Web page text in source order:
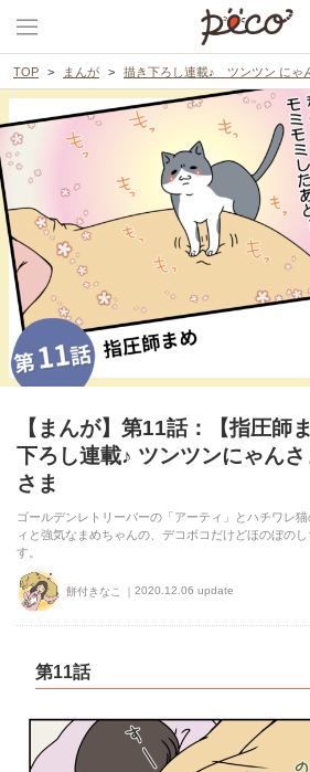
TOP まんが 描き下ろし連載♪ ツンツン にゃ
【まんが】第11話：【指圧師
下ろし連載♪ ツンツンにゃん
さま
ゴールデンレトリーバーの「アーティ」とハチワレ
ィと強気なまめちゃんの、デコボコだけどほのぼの
す。
餅付きなこ 2020.12.06 update
第11話